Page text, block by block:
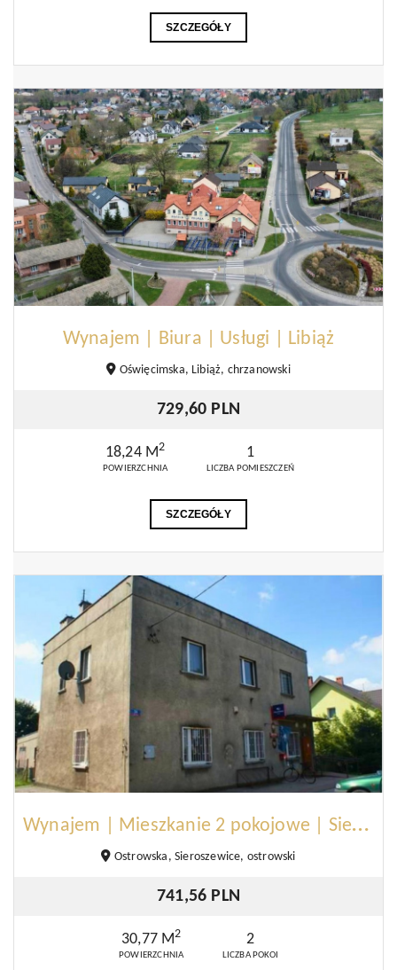
SZCZEGÓŁY
Wynajem | Biura | Usługi | Libiąż
Oświęcimska, Libiąż, chrzanowski
729,60 PLN
18,24 M2
POWIERZCHNIA
1
LICZBA POMIESZCZEŃ
SZCZEGÓŁY
W
ynajem | Mieszkanie 2 pokojowe | Sieroszewice
Ostrowska, Sieroszewice, ostrowski
741,56 PLN
30,77 M2
POWIERZCHNIA
2
LICZBA POKOI